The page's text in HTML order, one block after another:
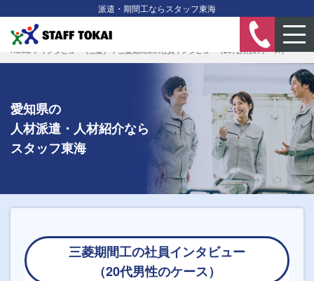
派遣・期間工ならスタッフ東海
HOME > インタビュー（三菱） > 三菱期間工の社員インタビュー（20代男性のケース）
愛知県の
人材派遣・人材紹介なら
スタッフ東海
三菱期間工の社員インタビュー
（20代男性のケース）